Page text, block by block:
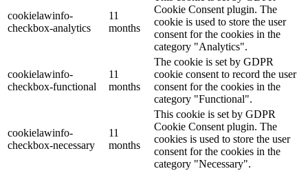
cookielawinfo-
checkbox-analytics
11
months
Cookie Consent plugin. The
cookie is used to store the user
consent for the cookies in the
category "Analytics".
cookielawinfo-
checkbox-functional
11
months
The cookie is set by GDPR
cookie consent to record the user
consent for the cookies in the
category "Functional".
cookielawinfo-
checkbox-necessary
11
months
This cookie is set by GDPR
Cookie Consent plugin. The
cookies is used to store the user
consent for the cookies in the
category "Necessary".